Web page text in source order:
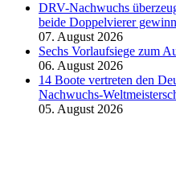
DRV-Nachwuchs
beide Doppelvierer
07. August 2026
Sechs Vorlaufsiege zum
06. August 2026
14 Boote vertreten den
Nachwuchs-
05. August 2026